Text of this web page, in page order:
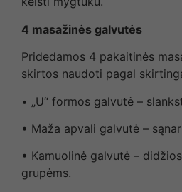
4 masažinės galvutės
Pridedamos 4 pakaitinės
skirtos naudoti pagal
• „U“ formos galvutė –
• Maža apvali galvutė –
• Kamuolinė galvutė –
grupėms.